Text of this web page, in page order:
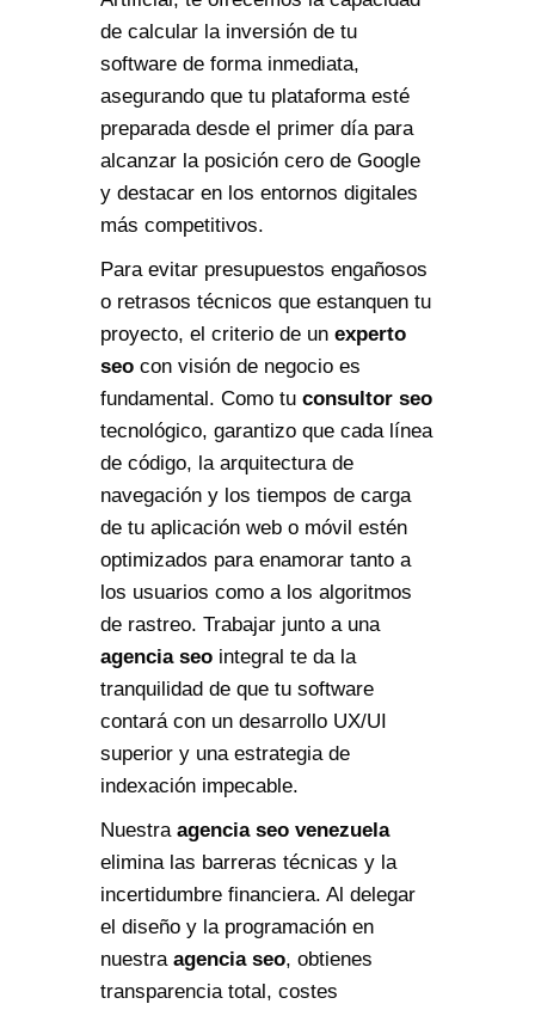
de calcular la inversión de tu
software de forma inmediata,
asegurando que tu plataforma esté
preparada desde el primer día para
alcanzar la posición cero de Google
y destacar en los entornos digitales
más competitivos.
Para evitar presupuestos engañosos
o retrasos técnicos que estanquen tu
proyecto, el criterio de un experto
seo con visión de negocio es
fundamental. Como tu consultor seo
tecnológico, garantizo que cada línea
de código, la arquitectura de
navegación y los tiempos de carga
de tu aplicación web o móvil estén
optimizados para enamorar tanto a
los usuarios como a los algoritmos
de rastreo. Trabajar junto a una
agencia seo integral te da la
tranquilidad de que tu software
contará con un desarrollo UX/UI
superior y una estrategia de
indexación impecable.
Nuestra agencia seo venezuela
elimina las barreras técnicas y la
incertidumbre financiera. Al delegar
el diseño y la programación en
nuestra agencia seo, obtienes
transparencia total, costes